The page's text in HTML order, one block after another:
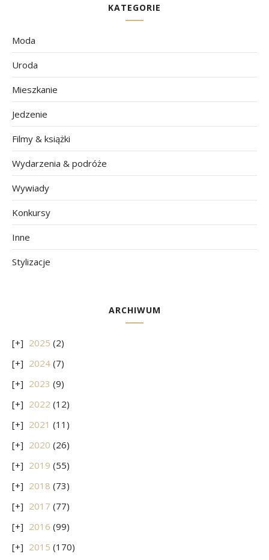
KATEGORIE
Moda
Uroda
Mieszkanie
Jedzenie
Filmy & książki
Wydarzenia & podróże
Wywiady
Konkursy
Inne
Stylizacje
ARCHIWUM
2025 (2)
2024 (7)
2023 (9)
2022 (12)
2021 (11)
2020 (26)
2019 (55)
2018 (73)
2017 (77)
2016 (99)
2015 (170)